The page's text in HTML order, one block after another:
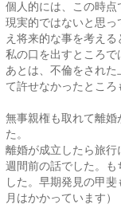
個人的には、この時
現実的ではないと思
え将来的な事を考え
私の口を出すところで
あとは、不倫をされ
て許せなかったところ
無事親権も取れて離
た。
離婚が成立したら旅
週間前の話でした。
した。早期発見の甲
月はかかっています）